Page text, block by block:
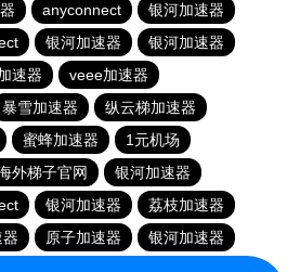
anyconnect
银河加速器
银河加速器
银河加速器
速器
veee加速器
暴雪加速器
纵云梯加速器
蜜蜂加速器
1元机场
外梯子官网
银河加速器
银河加速器
荔枝加速器
原子加速器
银河加速器